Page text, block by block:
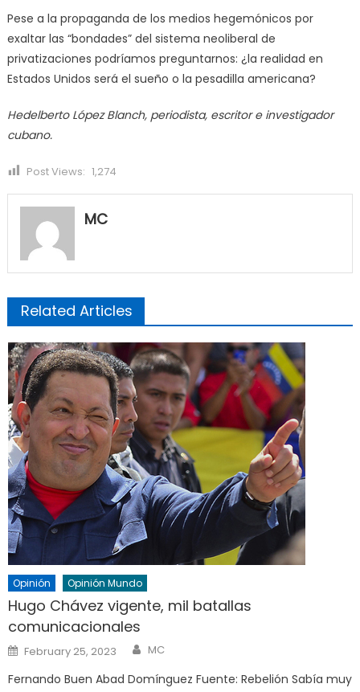
Pese a la propaganda de los medios hegemónicos por
exaltar las “bondades” del sistema neoliberal de
privatizaciones podríamos preguntarnos: ¿la realidad en
Estados Unidos será el sueño o la pesadilla americana?
Hedelberto López Blanch, periodista, escritor e investigador
cubano.
Post Views: 1,274
MC
Related Articles
Opinión Opinión Mundo
Hugo Chávez vigente, mil batallas
comunicacionales
Posted
on
February 25, 2023 Author
MC
Fernando Buen Abad Domínguez Fuente: Rebelión Sabía muy